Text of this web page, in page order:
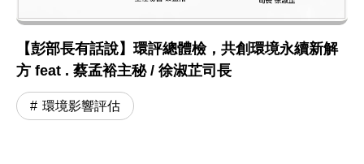
【彭部長有話說】環評總體檢，共創環境永續新解
方 feat . 蔡孟裕主秘 / 徐淑芷司長
環境影響評估